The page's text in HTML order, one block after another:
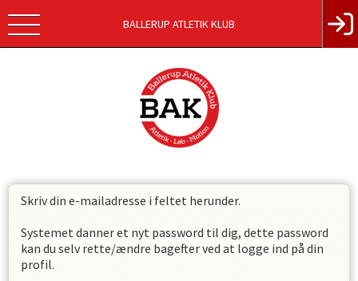
BALLERUP ATLETIK KLUB
Skriv din e-mailadresse i feltet herunder.
Systemet danner et nyt password til dig, dette password
kan du selv rette/ændre bagefter ved at logge ind på din
profil.